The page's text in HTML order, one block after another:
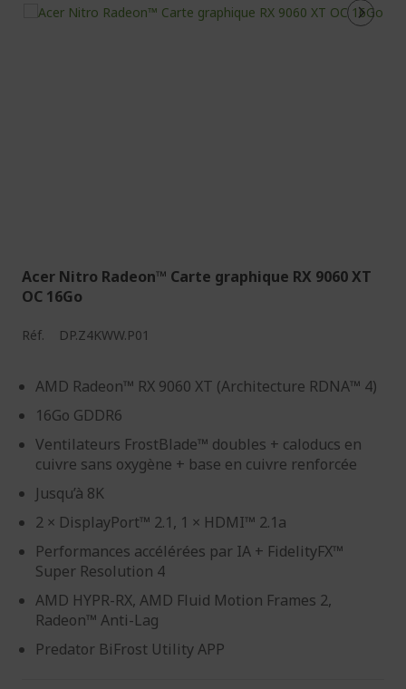
Acer Nitro Radeon™ Carte graphique RX 9060 XT
OC 16Go
Réf. DP.Z4KWW.P01
AMD Radeon™ RX 9060 XT (Architecture RDNA™ 4)
16Go GDDR6
Ventilateurs FrostBlade™ doubles + caloducs en
cuivre sans oxygène + base en cuivre renforcée
Jusqu’à 8K
2 × DisplayPort™ 2.1, 1 × HDMI™ 2.1a
Performances accélérées par IA + FidelityFX™
Super Resolution 4
AMD HYPR-RX, AMD Fluid Motion Frames 2,
Radeon™ Anti-Lag
Predator BiFrost Utility APP